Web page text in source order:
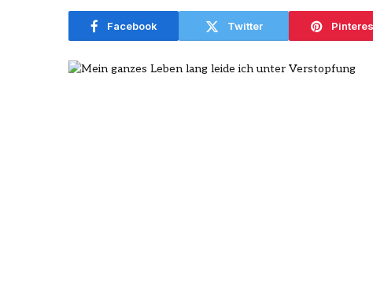
Facebook Twitter